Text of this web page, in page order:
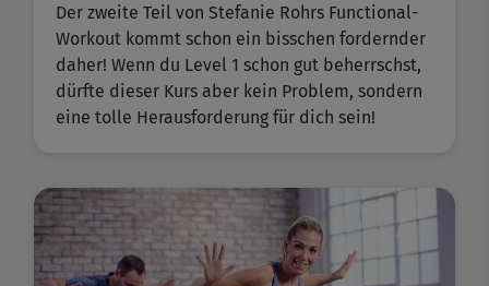
Der zweite Teil von Stefanie Rohrs Functional-
Workout kommt schon ein bisschen fordernder
daher! Wenn du Level 1 schon gut beherrschst,
dürfte dieser Kurs aber kein Problem, sondern
eine tolle Herausforderung für dich sein!